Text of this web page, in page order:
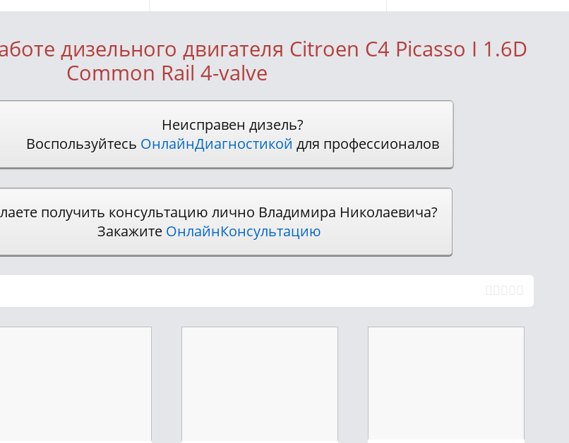
дизельного двигателя Citroen C4 Picasso I 1.6D
Common Rail 4-valve
Неисправен дизель?
Воспользуйтесь ОнлайнДиагностикой для профессионалов
получить консультацию лично Владимира Николаевича?
Закажите ОнлайнКонсультацию